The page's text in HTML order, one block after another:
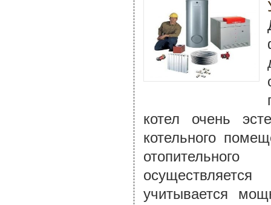
котел очень
котельного
учитывается